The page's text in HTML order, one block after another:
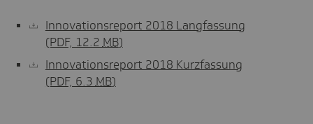
Innovationsreport 2018 Langfassung
(PDF, 12.2MB)
Innovationsreport 2018 Kurzfassung
(PDF, 6.3MB)